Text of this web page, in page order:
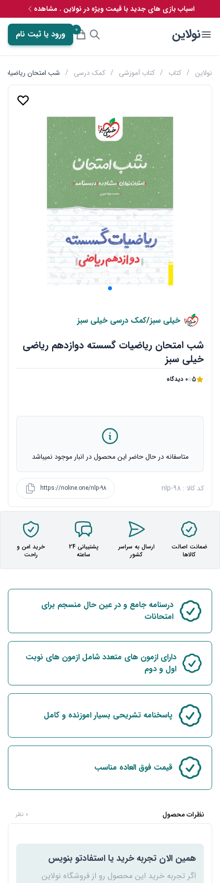
اسباب بازی های جدید با قیمت ویژه در نولاین . مشاهده
نولاین 0 ورود یا ثبت نام
نولاین / کتاب / کتاب آموزشی / کمک درسی / شب امتحان
خیلی سبز/کمک درسی خیلی سبز
شب امتحان ریاضیات گسسته دوازدهم ریاضی
خیلی سبز
5 0 دیدگاه
متاسفانه در حال حاضر این محصول در انبار موجود نمیباشد
کد کالا : nlp-98 https://noline.one/nlp-98
ضمانت اصالت
کالاها
ارسال به سراسر
کشور
پشتیبانی 24
ساعته
خرید امن و
راحت
درسنامه جامع و در عین حال منسجم برای
امتحانات
دارای ازمون های متعدد شامل ازمون های نوبت
اول و دوم
پاسخنامه تشریحی بسیار اموزنده و کامل
قیمت فوق العاده مناسب
نظرات محصول 0 نظر
همین الان تجربه خرید یا استفادتو بنویس
اگر تجربه خرید این محصول رو از فروشگاه نولاین